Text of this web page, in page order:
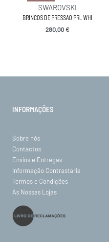
SWAROVSKI
BRINCOS DE PRESSAO PRL WHI
280,00€
INFORMAÇÕES
Sobre nós
Contactos
Envios e Entregas
Informação Contrastaria
Termos e Condições
As Nossas Lojas